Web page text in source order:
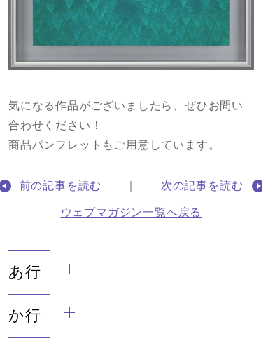
気になる作品がございましたら、ぜひお問い
合わせください！
商品パンフレットもご用意しています。
前の記事を読む 次の記事を読む
ウェブマガジン一覧へ戻る
あ行
か行